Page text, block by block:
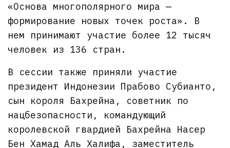
«Основа многополярного мира —
формирование новых точек роста». В
нем принимают участие более 12 тысяч
человек из 136 стран.
В сессии также приняли участие
президент Индонезии Прабово Субианто,
сын короля Бахрейна, советник по
нацбезопасности, командующий
королевской гвардией Бахрейна Насер
Бен Хамад Аль Халифа, заместитель